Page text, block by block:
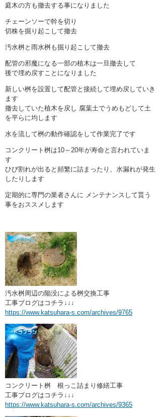
庭木の方も撤去する事になりました
チェーンソーで幹を切り
切株を掘り起こして撤去
汚水桝と雨水桝も掘り起こして撤去
配管の邪魔になる一部の植木は一旦撤去して
後で埋め戻すことになりました
新しい桝を設置して配管と接続して埋め戻していき
ます
撤去していた植木を戻し 腐葉土でうめもどして土
を平らに均します
水を流して桝の動作確認をして作業完了です
コンクリート桝は10～20年が寿命と言われていま
す
ひび割れが出ると頻繁に詰まったり、水漏れが発生
したりします
定期的に専門の業者さんに メンテナンスして貰う
事をおススメします
汚水桝周辺の陥没による桝交換工事
工事ブログはコチラ↓↓↓
https://www.katsuhara-s.com/archives/9765
コンクリート桝 根っこ詰まり修繕工事
工事ブログはコチラ↓↓↓
https://www.katsuhara-s.com/archives/9365